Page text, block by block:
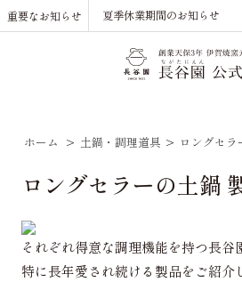
重要なお知らせ 夏季休業期間のお知らせ
ホーム > 土鍋・調理道具 > ロングセラ
ロングセラーの土鍋
それぞれ得意な調理機能を持つ長谷
特に長年愛され続ける製品をご紹介